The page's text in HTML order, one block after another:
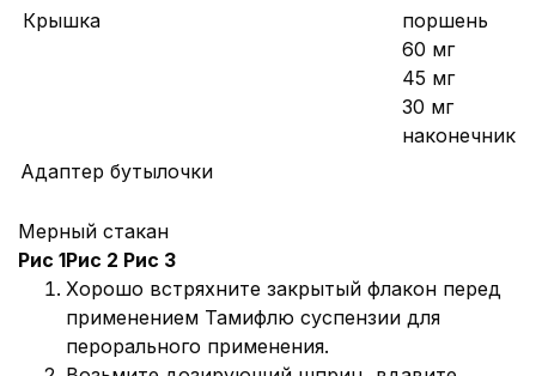
Крышка
поршень
60 мг
45 мг
30 мг
наконечник
Адаптер бутылочки
Мерный стакан
Рис 1Рис 2 Рис 3
Хорошо встряхните закрытый флакон перед
применением Тамифлю суспензии для
перорального применения.